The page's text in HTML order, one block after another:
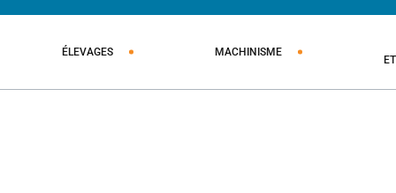
ÉLEVAGES MACHINISME